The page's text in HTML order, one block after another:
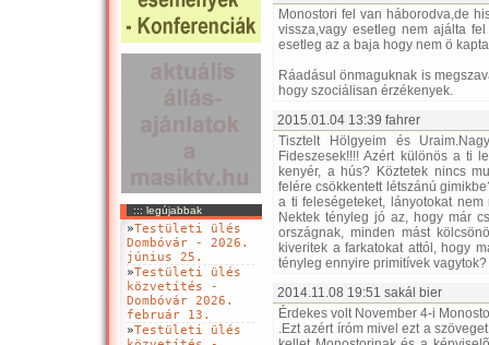
Monostori fel van háborodva,de
vissza,vagy esetleg nem ajálta
esetleg az a baja hogy nem ö
Ráadásul önmaguknak is
hogy szociálisan érzékenyek.
2015.01.04 13:39 fahrer
Tisztelt Hölgyeim és
Fideszesek!!!! Azért különös a ti
kenyér, a hús? Köztetek nincs
felére csökkentett létszánú
a ti feleségeteket, lányotokat
Nektek tényleg jó az, hogy már
országnak, minden mást
kiveritek a farkatokat attól, hogy
tényleg ennyire primitívek vagytok?
2014.11.08 19:51 sakál bier
Érdekes volt November 4-i
.Ezt azért íróm mivel ezt a
::: legújabbak
»Testületi ülés
Dombóvár - 2026.
június 25.
»Testületi ülés
közvetítés -
Dombóvár 2026.
február 13.
»Testületi ülés